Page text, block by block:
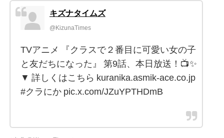
キズナタイムズ
@KizunaTimes
TVアニメ 『クラスで２番目に可愛い女の子
と友だちになった』 第9話、本日放送！📺✨
▼ 詳しくはこちら kuranika.asmik-ace.co.jp
#クラにか pic.x.com/JZuYPTHDmB